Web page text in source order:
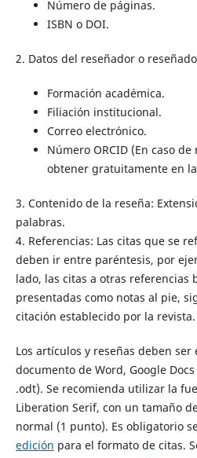
Número de páginas.
ISBN o DOI.
2. Datos del reseñador o
Formación académica.
Filiación institucional.
Correo electrónico.
Número ORCID (En caso
obtener gratuitamente en la
3. Contenido de la reseña:
palabras.
4. Referencias: Las citas que se
deben ir entre paréntesis, por
lado, las citas a otras referencias
presentadas como notas al pie,
citación establecido por la revista.
Los artículos y reseñas deben ser
documento de Word, Google
.odt). Se recomienda utilizar la
Liberation Serif, con un tamaño
normal (1 punto). Es obligatorio
edición para el formato de citas.